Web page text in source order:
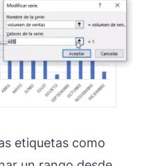
etiquetas como